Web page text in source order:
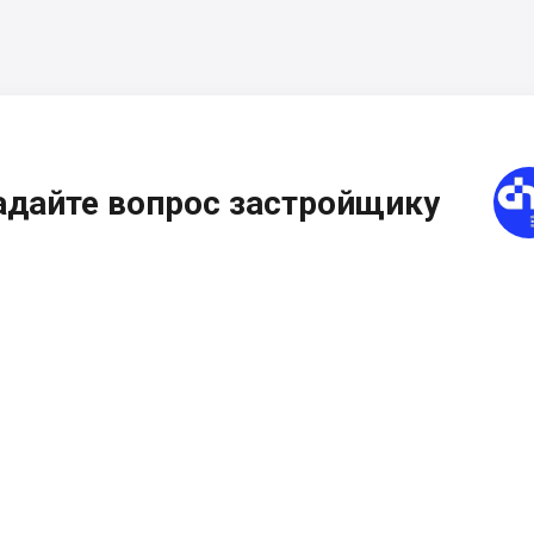
вопрос застройщику